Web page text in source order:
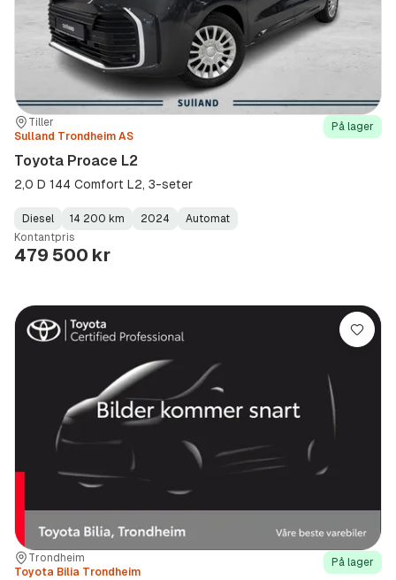
Sted:
Tiller
Forhandler:
Sulland Trondheim AS
På lager
Toyota Proace L2
2,0 D 144 Comfort L2, 3-seter
Fuel
Type:
Diesel
Kilometerstand:
14 200 km
Model
Year:
2024
Gearbox
Type:
Automat
Kontantpris
479 500 kr
Sted:Trondheim
Forhandler:
Toyota Bilia Trondheim
På lager
Lagre